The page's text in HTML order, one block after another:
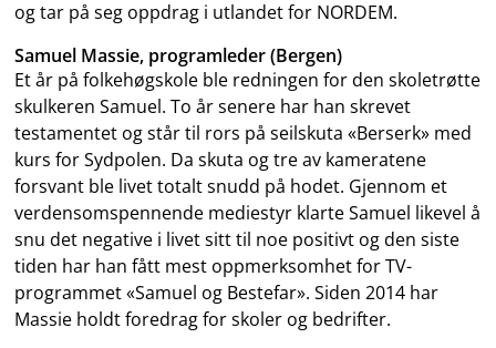
og tar på seg oppdrag i utlandet for NORDEM.
Samuel Massie, programleder (Bergen)
Et år på folkehøgskole ble redningen for den skoletrøtte
skulkeren Samuel. To år senere har han skrevet
testamentet og står til rors på seilskuta «Berserk» med
kurs for Sydpolen. Da skuta og tre av kameratene
forsvant ble livet totalt snudd på hodet. Gjennom et
verdensomspennende mediestyr klarte Samuel likevel å
snu det negative i livet sitt til noe positivt og den siste
tiden har han fått mest oppmerksomhet for TV-
programmet «Samuel og Bestefar». Siden 2014 har
Massie holdt foredrag for skoler og bedrifter.